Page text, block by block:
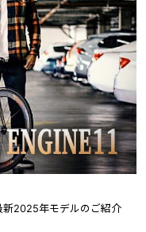
新2025年モデルのご紹介